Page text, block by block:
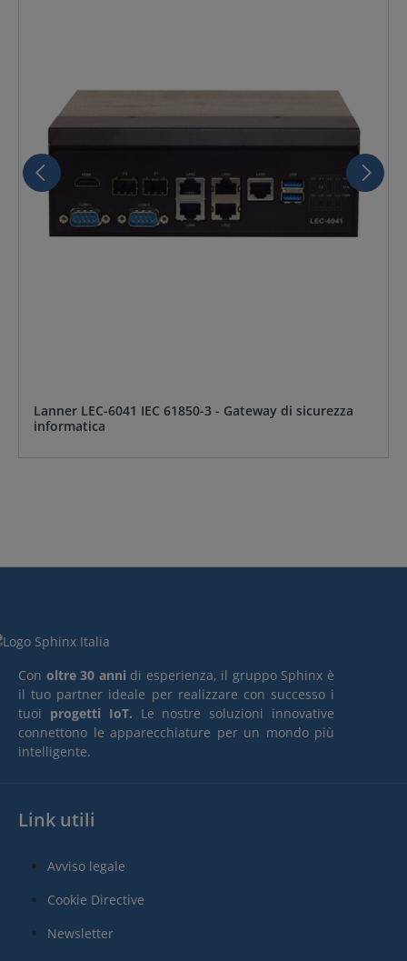
Lanner LEC-6041 IEC 61850-3 - Gateway di sicurezza
informatica
Con oltre 30 anni di esperienza, il gruppo Sphinx è
il tuo partner ideale per realizzare con successo i
tuoi progetti IoT. Le nostre soluzioni innovative
connettono le apparecchiature per un mondo più
intelligente.
Link utili
Avviso legale
Cookie Directive
Newsletter